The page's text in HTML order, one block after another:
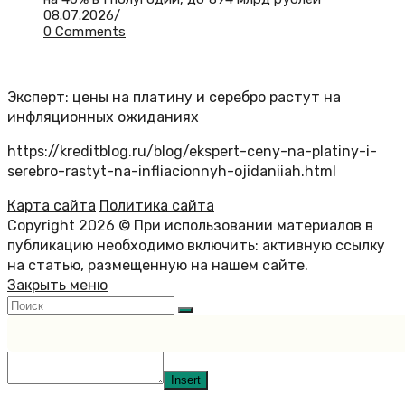
08.07.2026/
0 Comments
Эксперт: цены на платину и серебро растут на
инфляционных ожиданиях
https://kreditblog.ru/blog/ekspert-ceny-na-platiny-i-
serebro-rastyt-na-infliacionnyh-ojidaniiah.html
Карта сайта Политика сайта
Copyright 2026 © При использовании материалов в
публикацию необходимо включить: активную ссылку
на статью, размещенную на нашем сайте.
Закрыть меню
Insert